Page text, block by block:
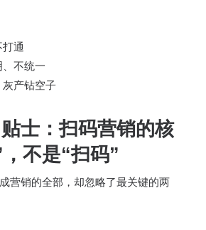
通
不统一
产钻空子
士：扫码营销的核
不是“扫码”
营销的全部，却忽略了最关键的两